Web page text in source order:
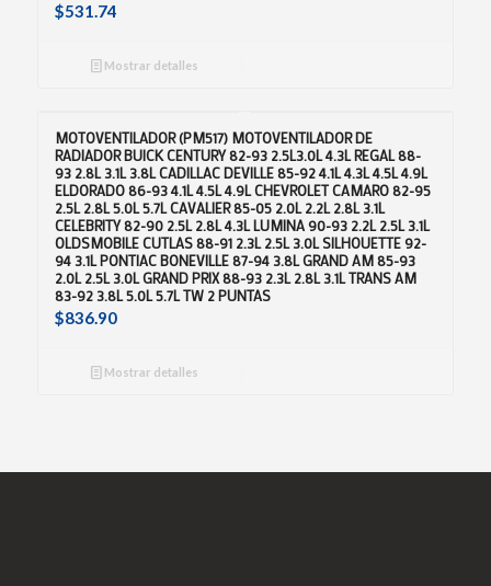
$531.74
Mostrar detalles
MOTOVENTILADOR (PM517) MOTOVENTILADOR DE
RADIADOR BUICK CENTURY 82-93 2.5L3.0L 4.3L REGAL 88-
93 2.8L 3.1L 3.8L CADILLAC DEVILLE 85-92 4.1L 4.3L 4.5L 4.9L
ELDORADO 86-93 4.1L 4.5L 4.9L CHEVROLET CAMARO 82-95
2.5L 2.8L 5.0L 5.7L CAVALIER 85-05 2.0L 2.2L 2.8L 3.1L
CELEBRITY 82-90 2.5L 2.8L 4.3L LUMINA 90-93 2.2L 2.5L 3.1L
OLDSMOBILE CUTLAS 88-91 2.3L 2.5L 3.0L SILHOUETTE 92-
94 3.1L PONTIAC BONEVILLE 87-94 3.8L GRAND AM 85-93
2.0L 2.5L 3.0L GRAND PRIX 88-93 2.3L 2.8L 3.1L TRANS AM
83-92 3.8L 5.0L 5.7L TW 2 PUNTAS
$836.90
Mostrar detalles